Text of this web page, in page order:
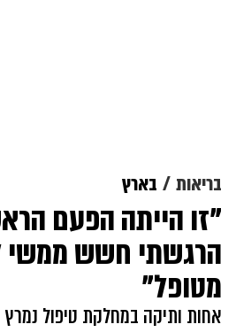
בריאות בארץ
"זו הייתה הפעם
הרגשתי חשש ממשי
מטופל"
אחות ותיקה במחלקת טיפול נמרץ